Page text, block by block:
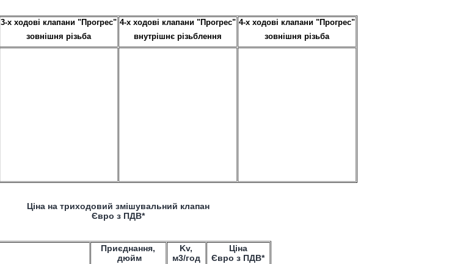
3-х ходові клапани "Прогрес"
зовнішня різьба
4-х ходові клапани "Прогрес"
внутрішнє різьблення
4-х ходові клапани "Прогрес"
зовнішня різьба
Ціна на триходовий змішувальний клапан
Євро з ПДВ*
Приєднання,
дюйм
Kv,
м3/год
Ціна
Євро з ПДВ*